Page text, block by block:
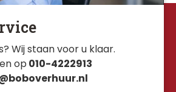
Wij staan voor u klaar.
op 010-4222913